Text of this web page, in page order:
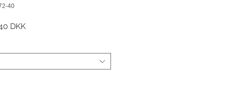
40
DKKSale-